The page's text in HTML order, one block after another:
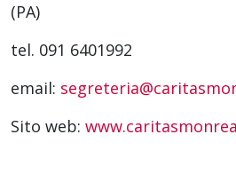
(PA)
tel. 091 6401992
email:
Sito web: